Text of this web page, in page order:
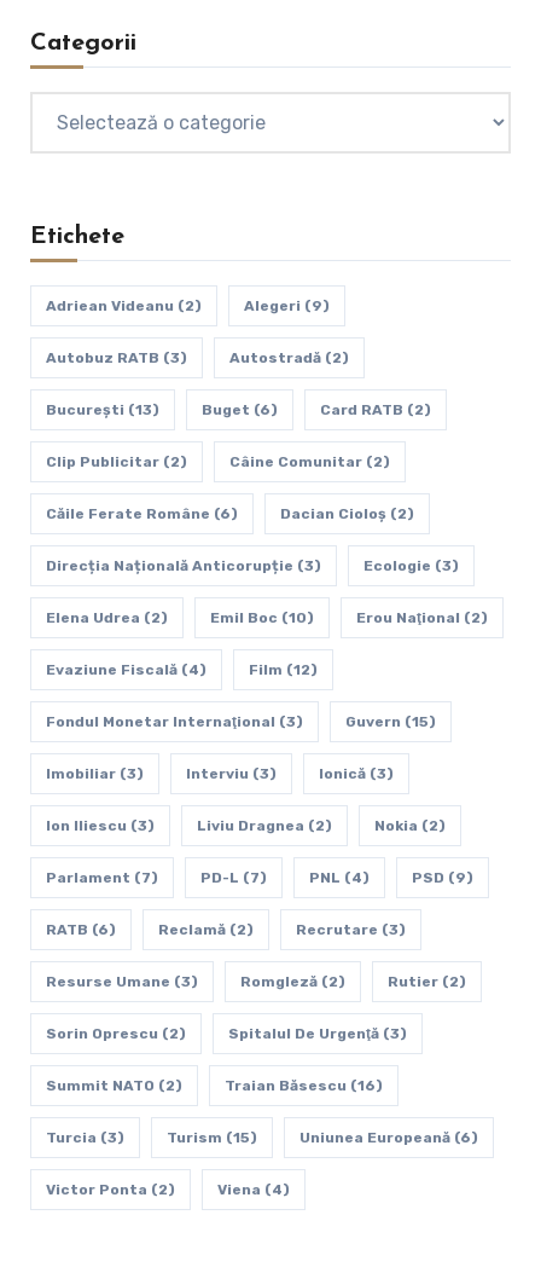
Categorii
Etichete
Adriean Videanu (2) Alegeri (9)
Autobuz RATB (3) Autostradă(2)
Bucureşti (13) Buget (6) Card RATB (2)
Clip Publicitar(2) Câine Comunitar(2)
Căile Ferate Române (6) Dacian Cioloș(2)
Direcția Națională Anticorupție (3) Ecologie (3)
Elena Udrea (2) Emil Boc (10) Erou Naţional (2)
Evaziune Fiscală(4) Film (12)
Fondul Monetar Internaţional (3) Guvern (15)
Imobiliar(3) Interviu (3) Ionică(3)
Ion Iliescu (3) Liviu Dragnea (2) Nokia (2)
Parlament (7) PD-L (7) PNL (4) PSD (9)
RATB (6) Reclamă(2) Recrutare (3)
Resurse Umane (3) Romgleză(2) Rutier(2)
Sorin Oprescu (2) Spitalul De Urgenţă(3)
Summit NATO (2) Traian Băsescu (16)
Turcia (3) Turism (15) Uniunea Europeană(6)
Victor Ponta (2) Viena (4)